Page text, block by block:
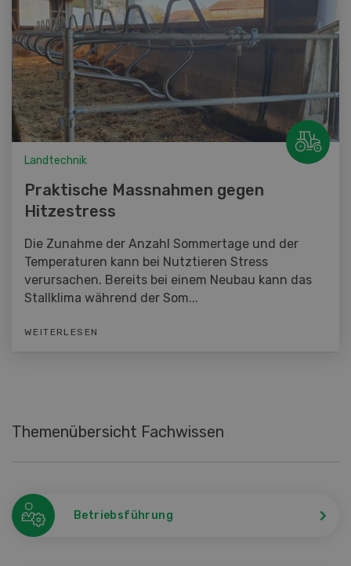
Landtechnik
Praktische Massnahmen gegen
Hitzestress
Die Zunahme der Anzahl Sommertage und der
Temperaturen kann bei Nutztieren Stress
verursachen. Bereits bei einem Neubau kann das
Stallklima während der Som...
WEITERLESEN
Themenübersicht Fachwissen
Betriebsführung